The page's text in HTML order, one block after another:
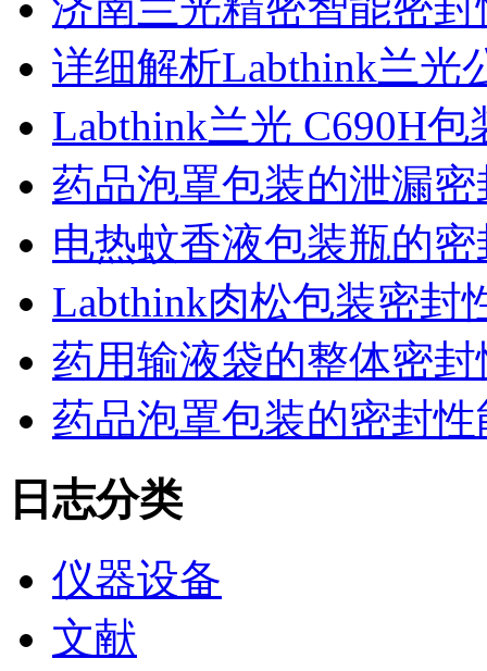
详细解析Labthink兰光
Labthink兰光 C690H
药品泡罩包装的泄漏
电热蚊香液包装瓶的
Labthink肉松包装密封
药用输液袋的整体密
药品泡罩包装的密封
日志分类
仪器设备
文献